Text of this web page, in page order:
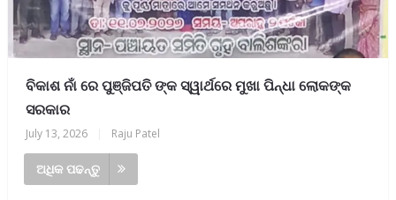
ବିକାଶ ନାଁ ରେ ପୁଞ୍ଜିପତି ଙ୍କ ସ୍ୱାର୍ଥରେ ମୁଖା ପିନ୍ଧା ଲୋକଙ୍କ
ସରକାର
July 13, 2026 Raju Patel
ଅଧିକ ପଢନ୍ତୁ